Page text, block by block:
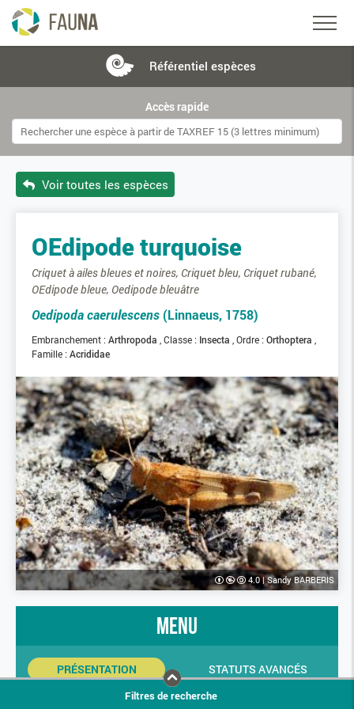
Référentiel espèces
Accès rapide
Voir toutes les espèces
OEdipode turquoise
Criquet à ailes bleues et noires, Criquet bleu, Criquet rubané,
OEdipode bleue, Oedipode bleuâtre
Oedipoda caerulescens (Linnaeus, 1758)
Embranchement : Arthropoda Classe : Insecta Ordre : Orthoptera
Famille : Acrididae
4.0|Sandy BARBERIS
menu
PRÉSENTATION STATUTS AVANCÉS
INDICATEURS SINPFiltres de recherche